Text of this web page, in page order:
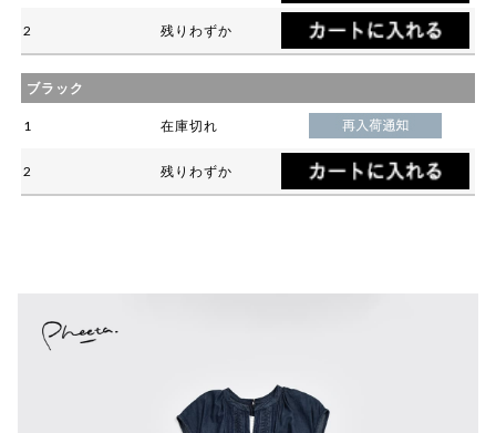
2 残りわずか
ブラック
1 在庫切れ
2 残りわずか